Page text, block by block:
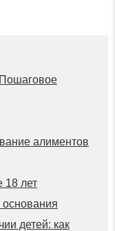
алиментов
18 лет
детей: как